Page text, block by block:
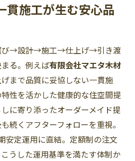
施工が生む安心品
び→設計→施工→仕上げ→引き渡
る。例えば有限会社マエタ木材
まで品質に妥協しない一貫施
性を活かした健康的な住空間提
に寄り添ったオーダーメイド提
続くアフターフォローを重視。
安定運用に直結。定額制の注文
うした運用基準を満たす体制か